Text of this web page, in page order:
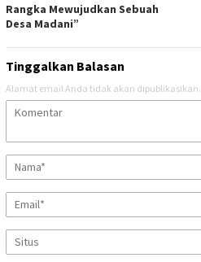
Rangka Mewujudkan Sebuah
Desa Madani”
Tinggalkan Balasan
Alamat email Anda tidak akan dipublikasikan.